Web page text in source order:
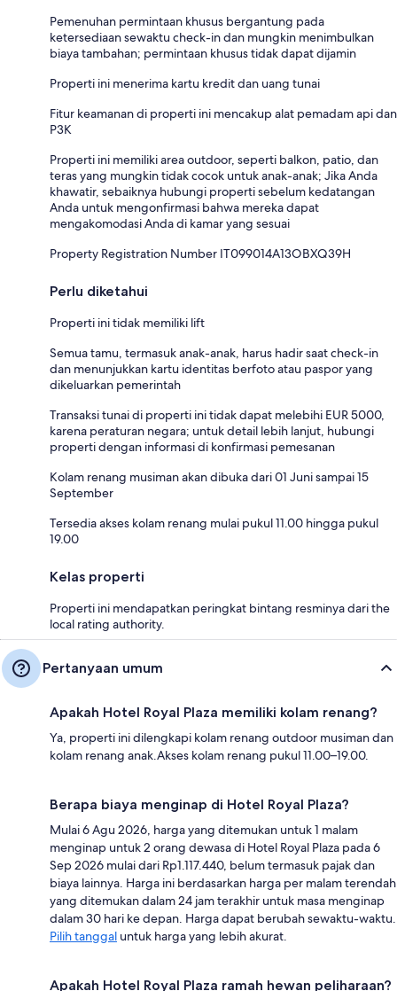
Pemenuhan permintaan khusus bergantung pada
ketersediaan sewaktu check-in dan mungkin menimbulkan
biaya tambahan; permintaan khusus tidak dapat dijamin
Properti ini menerima kartu kredit dan uang tunai
Fitur keamanan di properti ini mencakup alat pemadam api dan
P3K
Properti ini memiliki area outdoor, seperti balkon, patio, dan
teras yang mungkin tidak cocok untuk anak-anak; Jika Anda
khawatir, sebaiknya hubungi properti sebelum kedatangan
Anda untuk mengonfirmasi bahwa mereka dapat
mengakomodasi Anda di kamar yang sesuai
Property Registration Number IT099014A13OBXQ39H
Perlu diketahui
Properti ini tidak memiliki lift
Semua tamu, termasuk anak-anak, harus hadir saat check-in
dan menunjukkan kartu identitas berfoto atau paspor yang
dikeluarkan pemerintah
Transaksi tunai di properti ini tidak dapat melebihi EUR 5000,
karena peraturan negara; untuk detail lebih lanjut, hubungi
properti dengan informasi di konfirmasi pemesanan
Kolam renang musiman akan dibuka dari 01 Juni sampai 15
September
Tersedia akses kolam renang mulai pukul 11.00 hingga pukul
19.00
Kelas properti
Properti ini mendapatkan peringkat bintang resminya dari the
local rating authority.
Pertanyaan umum
Apakah Hotel Royal Plaza memiliki kolam renang?
Ya, properti ini dilengkapi kolam renang outdoor musiman dan
kolam renang anak.Akses kolam renang pukul 11.00–19.00.
Berapa biaya menginap di Hotel Royal Plaza?
Mulai 6 Agu 2026, harga yang ditemukan untuk 1 malam
menginap untuk 2 orang dewasa di Hotel Royal Plaza pada 6
Sep 2026 mulai dari Rp1.117.440, belum termasuk pajak dan
biaya lainnya. Harga ini berdasarkan harga per malam terendah
yang ditemukan dalam 24 jam terakhir untuk masa menginap
dalam 30 hari ke depan. Harga dapat berubah sewaktu-waktu.
Pilih tanggal untuk harga yang lebih akurat.
Apakah Hotel Royal Plaza ramah hewan peliharaan?